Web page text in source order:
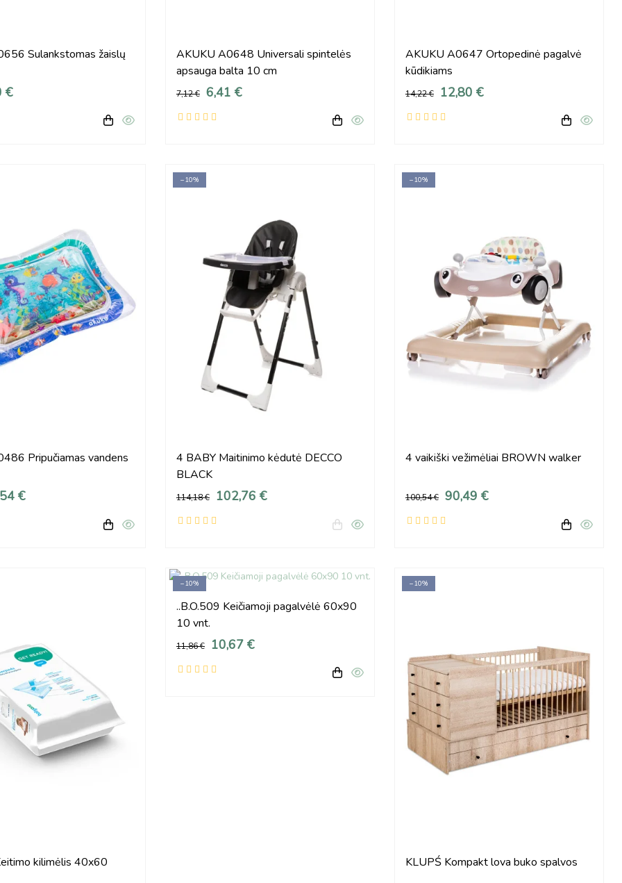
Sulankstomas žaislų
€
AKUKU A0648 Universali spintelės
apsauga balta 10 cm
7,12 € 6,41 €
AKUKU A0647 Ortopedinė pagalvė
kūdikiams
14,22 € 12,80 €
Pripučiamas vandens
€
−10%
4 BABY Maitinimo kėdutė DECCO
BLACK
114,18 € 102,76 €
−10%
4 vaikiški vežimėliai BROWN walker
100,54 € 90,49 €
kilimėlis 40x60
−10%
..B.O.509 Keičiamoji pagalvėlė 60x90
10 vnt.
11,86 € 10,67 €
−10%
KLUPŚ Kompakt lova buko spalvos